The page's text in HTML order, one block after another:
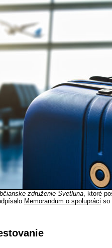
združenie Svetluna, ktoré
Memorandum o spolupráci so